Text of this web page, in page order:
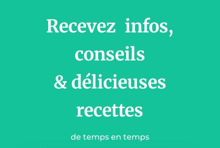
Recevez infos,
conseils
& délicieuses
recettes
de temps en temps